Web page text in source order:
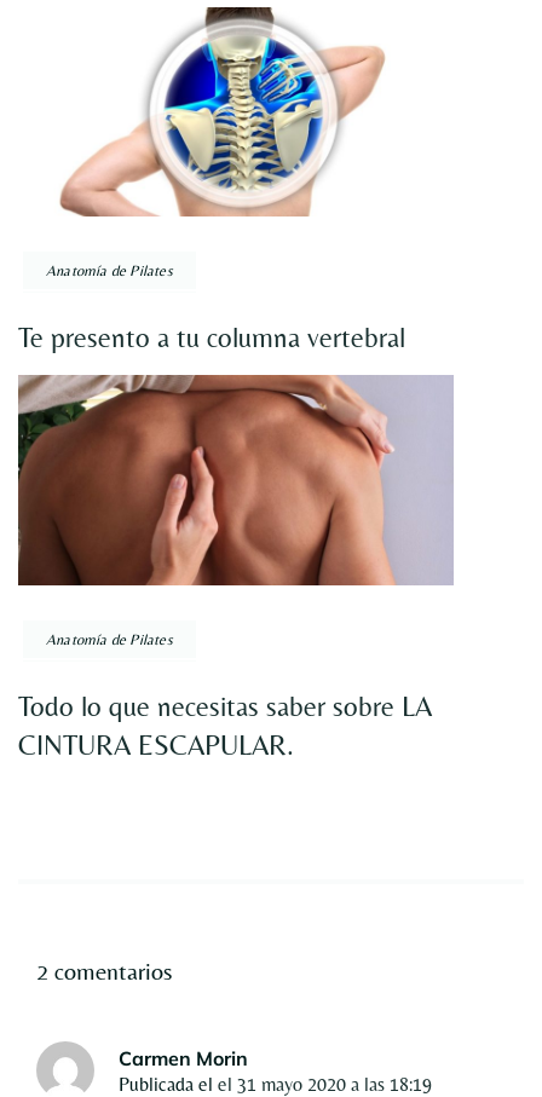
Anatomía de Pilates
Te presento a tu columna vertebral
Anatomía de Pilates
Todo lo que necesitas saber sobre LA
CINTURA ESCAPULAR.
2 comentarios
Carmen Morin
Publicada el el 31 mayo 2020 a las 18:19